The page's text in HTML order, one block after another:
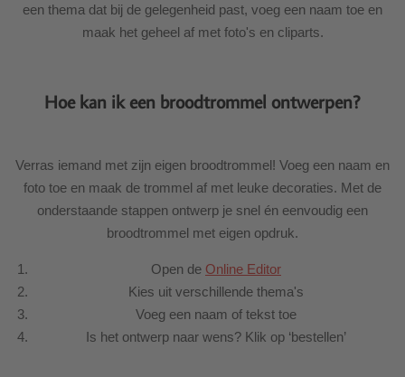
een thema dat bij de gelegenheid past, voeg een naam toe en
maak het geheel af met foto's en cliparts.
Hoe kan ik een broodtrommel ontwerpen?
Verras iemand met zijn eigen broodtrommel! Voeg een naam en
foto toe en maak de trommel af met leuke decoraties. Met de
onderstaande stappen ontwerp je snel én eenvoudig een
broodtrommel met eigen opdruk.
Open de Online Editor
Kies uit verschillende thema's
Voeg een naam of tekst toe
Is het ontwerp naar wens? Klik op ‘bestellen’